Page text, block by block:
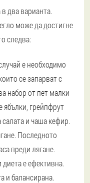
два варианта.
може да достигне
следва:
е необходимо
се запарват с
набор от пет малки
ябълки, грейпфрут
и чаша кефир.
Последното
преди лягане.
е ефективна.
и балансирана.